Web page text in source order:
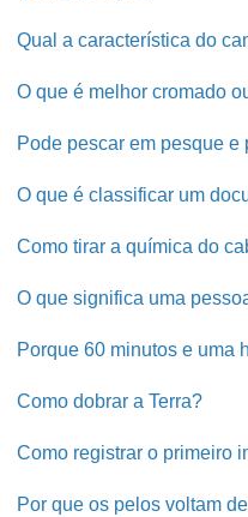
Qual a característica do
O que é melhor cromado
Pode pescar em pesque
O que é classificar um
Como tirar a química do
O que significa uma
Porque 60 minutos e uma
Como dobrar a Terra?
Como registrar o primeiro
Por que os pelos voltam